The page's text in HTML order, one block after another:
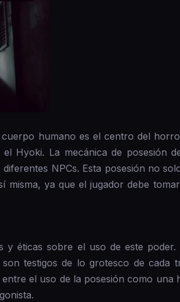
humano es el centro del
Hyoki. La mecánica de posesión
NPCs. Esta posesión no
ya que el jugador debe
y éticas sobre el uso de este
testigos de lo grotesco de cada
el uso de la posesión como una